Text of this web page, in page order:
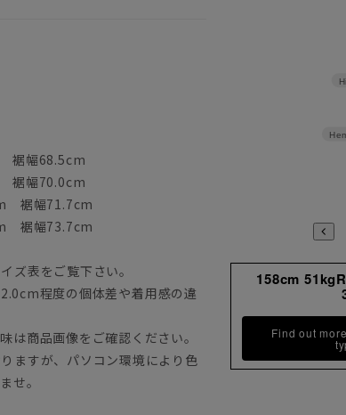
裾幅68.5cm
裾幅70.0cm
裾幅71.7cm
裾幅73.7cm
ズ表をご覧下さい。
程度の個体差や着用感の違
商品画像をご確認ください。
ますが、パソコン環境により色
せ。
158cm
Find out